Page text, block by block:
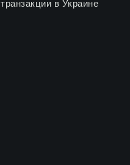
транзакции в Украине